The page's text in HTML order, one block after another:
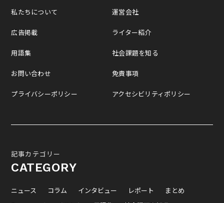
私たちについて
広告掲載
用語集
お問い合わせ
プライバシーポリシー
運営会社
ライター紹介
社会課題を知る
免責事項
アクセシビリティポリシー
記事カテゴリー
CATEGORY
ニュース コラム インタビュー レポート
まとめ